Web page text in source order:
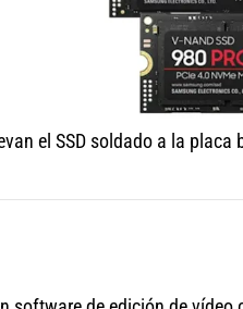
el SSD soldado a la placa